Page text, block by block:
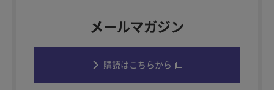
メールマガジン
購読はこちらから